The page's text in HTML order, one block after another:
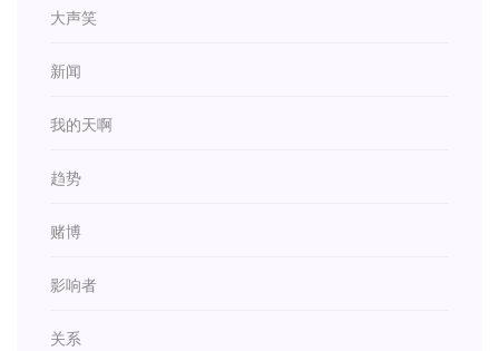
大声笑
新闻
我的天啊
趋势
赌博
影响者
关系